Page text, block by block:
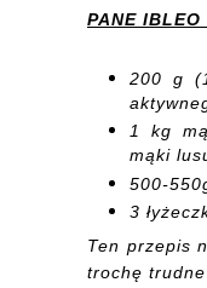
PANE IBLEO
200 g (
1 kg
mąki
500-
3
Ten przepis
trochę